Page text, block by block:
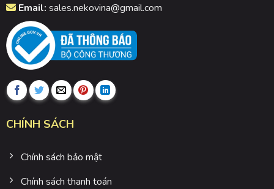
Email: sales.nekovina@gmail.com
CHÍNH SÁCH
Chính sách bảo mật
Chính sách thanh toán